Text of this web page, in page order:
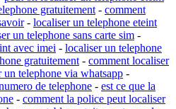
gratuitement - comment
- localiser un telephone eteint
un telephone sans carte sim -
avec imei - localiser un telephone
gratuitement - comment localiser
un telephone via whatsapp -
de telephone - est ce que la
- comment la police peut localiser